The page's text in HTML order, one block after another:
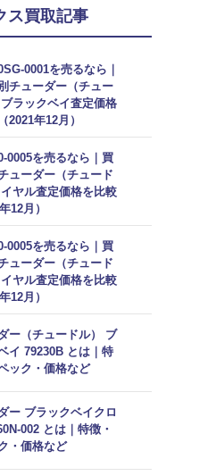
ス買取記事
0001を売るなら｜
チューダー（チュー
ブラックベイ査定価格
2021年12月）
0005を売るなら｜買
ューダー（チュード
ヤル査定価格を比較
12月）
0005を売るなら｜買
ューダー（チュード
ヤル査定価格を比較
12月）
ー（チュードル） ブ
イ 79230B とは｜特
ック・価格など
ー ブラックベイクロ
002 とは｜特徴・
・価格など